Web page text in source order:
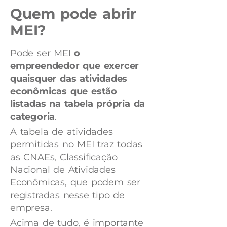
Quem pode abrir
MEI?
Pode ser MEIo
empreendedor que exercer
quaisquer das atividades
econômicas que estão
listadas na tabela própria da
categoria.
A tabela de atividades
permitidas no MEI traz todas
as CNAEs, Classificação
Nacional de Atividades
Econômicas, que podem ser
registradas nesse tipo de
empresa.
Acima de tudo, é importante